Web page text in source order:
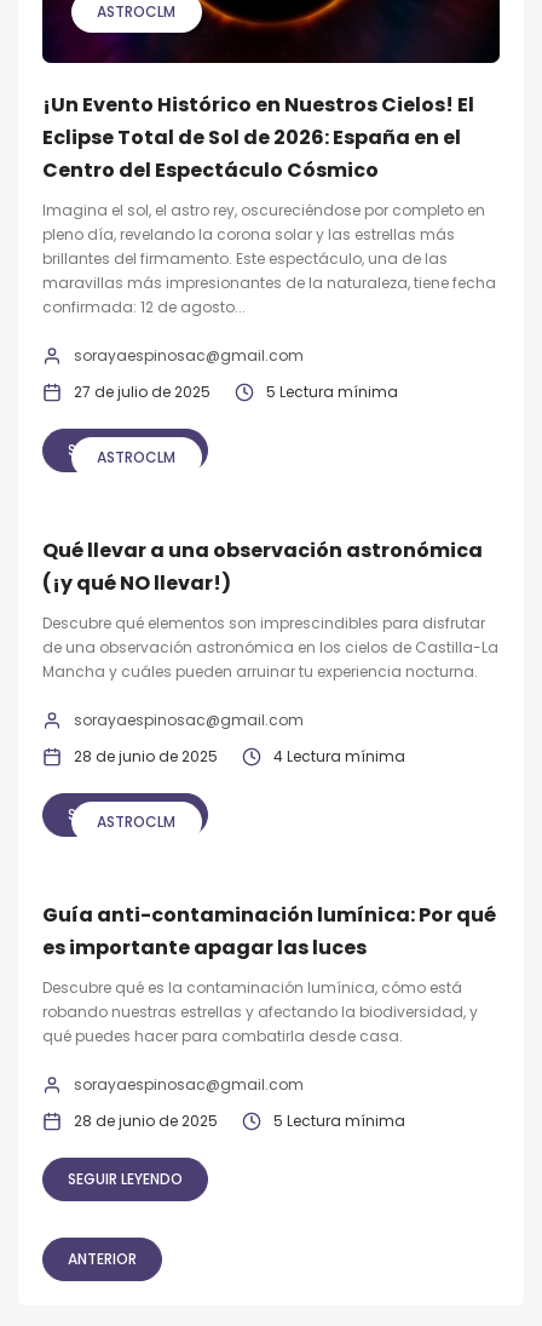
ASTROCLM
¡Un Evento Histórico en Nuestros Cielos! El
Eclipse Total de Sol de 2026: España en el
Centro del Espectáculo Cósmico
Imagina el sol, el astro rey, oscureciéndose por completo en
pleno día, revelando la corona solar y las estrellas más
brillantes del firmamento. Este espectáculo, una de las
maravillas más impresionantes de la naturaleza, tiene fecha
confirmada: 12 de agosto...
sorayaespinosac@gmail.com
27 de julio de 2025
5 Lectura mínima
SEGUIR LEYENDO
ASTROCLM
Qué llevar a una observación astronómica
(¡y qué NO llevar!)
Descubre qué elementos son imprescindibles para disfrutar
de una observación astronómica en los cielos de Castilla-La
Mancha y cuáles pueden arruinar tu experiencia nocturna.
sorayaespinosac@gmail.com
28 de junio de 2025
4 Lectura mínima
SEGUIR LEYENDO
ASTROCLM
Guía anti-contaminación lumínica: Por qué
es importante apagar las luces
Descubre qué es la contaminación lumínica, cómo está
robando nuestras estrellas y afectando la biodiversidad, y
qué puedes hacer para combatirla desde casa.
sorayaespinosac@gmail.com
28 de junio de 2025
5 Lectura mínima
SEGUIR LEYENDO
ANTERIOR